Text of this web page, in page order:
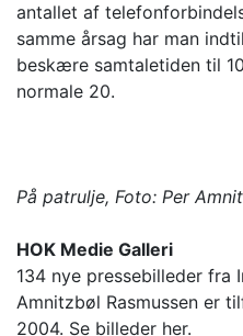
antallet af
samme årsag har man
beskære samtaletiden til
normale 20.
På patrulje, Foto: Per
HOK Medie Galleri
134 nye pressebilleder fra
Amnitzbøl Rasmussen er
2004. Se billeder her.